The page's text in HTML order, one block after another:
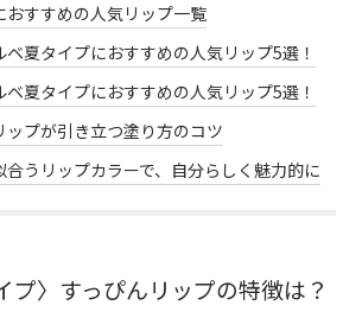
おすすめの人気リップ一覧
夏タイプにおすすめの人気リップ5選！
夏タイプにおすすめの人気リップ5選！
ップが引き立つ塗り方のコツ
合うリップカラーで、自分らしく魅力的に
プ〉すっぴんリップの特徴は？